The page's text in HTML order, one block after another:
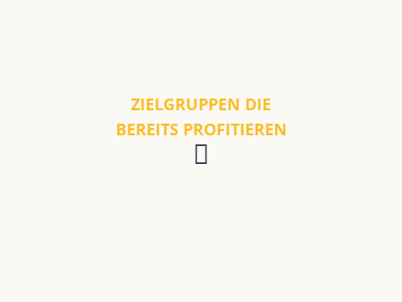
ZIELGRUPPEN DIE
BEREITS PROFITIEREN